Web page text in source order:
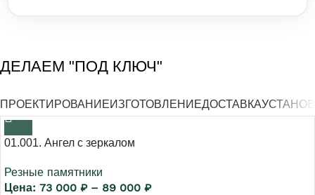
ДЕЛАЕМ "ПОД КЛЮЧ"
ПРОЕКТИРОВАНИЕИЗГОТОВЛЕНИЕДОСТАВКА
01.001. Ангел с зеркалом
Резные памятники
73 000 ₽ – 89 000 ₽